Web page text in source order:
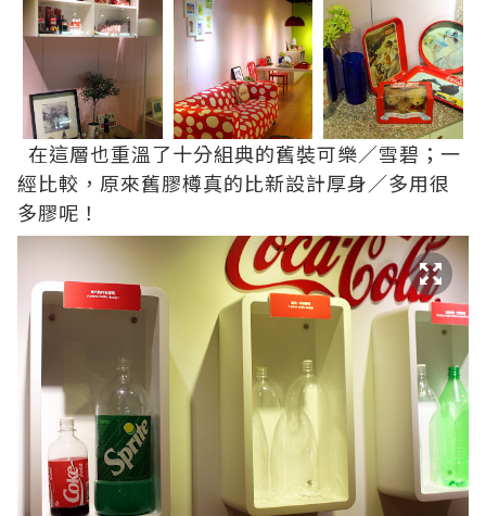
在這層也重溫了十分組典的舊裝可樂／雪碧；一
經比較，原來舊膠樽真的比新設計厚身／多用很
多膠呢！